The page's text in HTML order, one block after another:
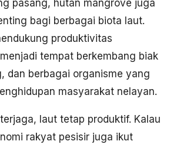
pasang, hutan mangrove juga
bagi berbagai biota laut.
produktivitas
tempat berkembang biak
dan berbagai organisme yang
masyarakat nelayan.
laut tetap produktif. Kalau
rakyat pesisir juga ikut